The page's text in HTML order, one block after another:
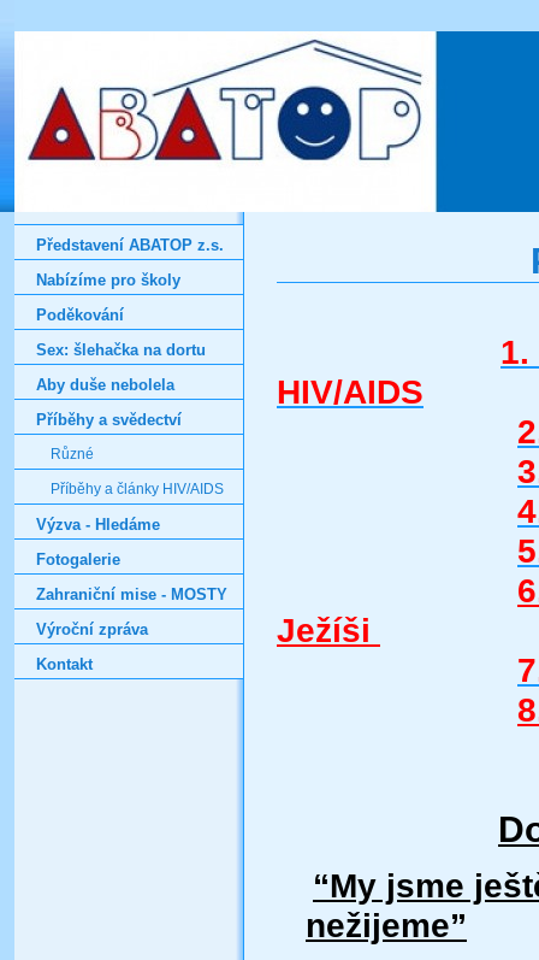
HIV/AIDS
Ježíši
“My jsme
nežijeme”
Představení ABATOP z.s.
Nabízíme pro školy
Poděkování
Sex: šlehačka na dortu
Aby duše nebolela
Příběhy a svědectví
Různé
Příběhy a články HIV/AIDS
Výzva - Hledáme
Fotogalerie
Zahraniční mise - MOSTY
Výroční zpráva
Kontakt